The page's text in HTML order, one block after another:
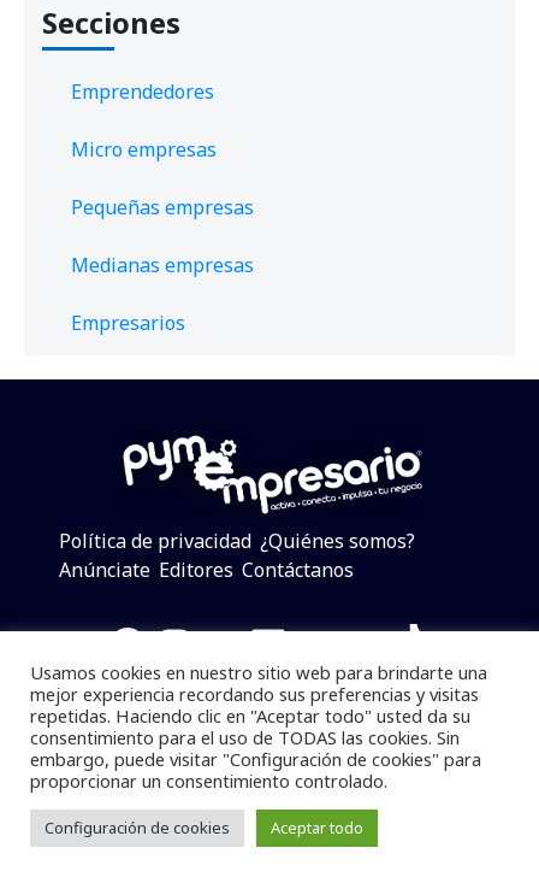
Secciones
Emprendedores
Micro empresas
Pequeñas empresas
Medianas empresas
Empresarios
Política de privacidad ¿Quiénes somos?
Anúnciate Editores Contáctanos
Facebook
Instagram
Twitter
LinkedIn
Telegram
YouTube
TikTok
Pymempresario © 2025 Todos los derechos reservados.
Se prohibe el uso de la información total o parcial sin
dar referencia a la fuente.
Desarrollado poryalla ya!
Usamos cookies en nuestro sitio web para brindarte una
mejor experiencia recordando sus preferencias y visitas
repetidas. Haciendo clic en "Aceptar todo" usted da su
consentimiento para el uso de TODAS las cookies. Sin
embargo, puede visitar "Configuración de cookies" para
proporcionar un consentimiento controlado.
Configuración de cookies Aceptar todo